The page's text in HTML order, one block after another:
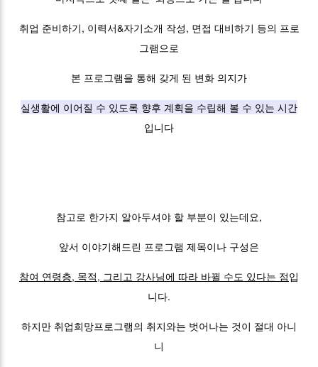
취업 준비하기, 이력서&자기소개 작성, 면접 대비하기 등의 프로
그램으로
본 프로그램을 통해 갖게 된 변화 의지가
실생활에 이어질 수 있도록 향후 계획을 수립해 볼 수 있는 시간
입니다
참고로 한가지 알아두셔야 할 부분이 있는데요,
앞서 이야기해드린 프로그램 제목이나 구성은
참여 연령층, 목적, 그리고 강사님에 따라 바뀔 수도 있다는 점입
니다.
하지만 취업희망프로그램의 취지와는 벗어나는 것이 절대 아니
니